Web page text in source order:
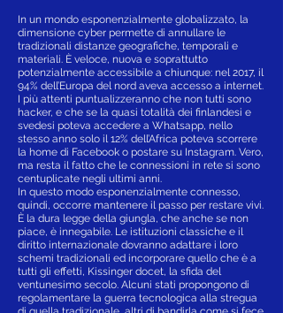
In un mondo esponenzialmente globalizzato, la
dimensione cyber permette di annullare le
tradizionali distanze geografiche, temporali e
materiali. È veloce, nuova e soprattutto
potenzialmente accessibile a chiunque: nel 2017, il
94% dell’Europa del nord aveva accesso a internet.
I più attenti puntualizzeranno che non tutti sono
hacker, e che se la quasi totalità dei finlandesi e
svedesi poteva accedere a Whatsapp, nello
stesso anno solo il 12% dell’Africa poteva scorrere
la home di Facebook o postare su Instagram. Vero,
ma resta il fatto che le connessioni in rete si sono
centuplicate negli ultimi anni.
In questo modo esponenzialmente connesso,
quindi, occorre mantenere il passo per restare vivi.
È la dura legge della giungla, che anche se non
piace, è innegabile. Le istituzioni classiche e il
diritto internazionale dovranno adattare i loro
schemi tradizionali ed incorporare quello che è a
tutti gli effetti, Kissinger docet, la sfida del
ventunesimo secolo. Alcuni stati propongono di
regolamentare la guerra tecnologica alla stregua